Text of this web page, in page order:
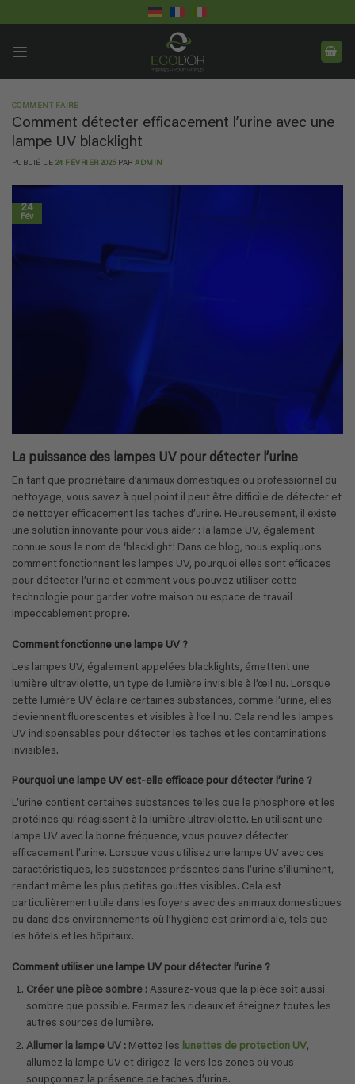
au
COMMENT FAIRE
Comment détecter efficacement l’urine avec une
lampe UV blacklight
PUBLIÉ LE 24 FÉVRIER 2025 PARADMIN
24
Fév
La puissance des lampes UV pour détecter l’urine
En tant que propriétaire d’animaux domestiques ou professionnel du
nettoyage, vous savez à quel point il peut être difficile de détecter et
de nettoyer efficacement les taches d’urine. Heureusement, il existe
une solution innovante pour vous aider : la lampe UV, également
connue sous le nom de ‘blacklight’. Dans ce blog, nous expliquons
comment fonctionnent les lampes UV, pourquoi elles sont efficaces
pour détecter l’urine et comment vous pouvez utiliser cette
technologie pour garder votre maison ou espace de travail
impeccablement propre.
Comment fonctionne une lampe UV ?
Les lampes UV, également appelées blacklights, émettent une
lumière ultraviolette, un type de lumière invisible à l’œil nu. Lorsque
cette lumière UV éclaire certaines substances, comme l’urine, elles
deviennent fluorescentes et visibles à l’œil nu. Cela rend les lampes
UV indispensables pour détecter les taches et les contaminations
invisibles.
Pourquoi une lampe UV est-elle efficace pour détecter l’urine ?
L’urine contient certaines substances telles que le phosphore et les
protéines qui réagissent à la lumière ultraviolette. En utilisant une
lampe UV avec la bonne fréquence, vous pouvez détecter
efficacement l’urine. Lorsque vous utilisez une lampe UV avec ces
caractéristiques, les substances présentes dans l’urine s’illuminent,
rendant même les plus petites gouttes visibles. Cela est
particulièrement utile dans les foyers avec des animaux domestiques
ou dans des environnements où l’hygiène est primordiale, tels que
les hôtels et les hôpitaux.
Comment utiliser une lampe UV pour détecter l’urine ?
Créer une pièce sombre :Assurez-vous que la pièce soit aussi
sombre que possible. Fermez les rideaux et éteignez toutes les
autres sources de lumière.
Allumer la lampe UV :Mettez les lunettes de protection UV,
allumez la lampe UV et dirigez-la vers les zones où vous
soupçonnez la présence de taches d’urine.